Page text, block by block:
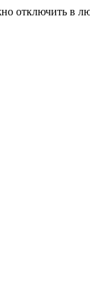
отключить в